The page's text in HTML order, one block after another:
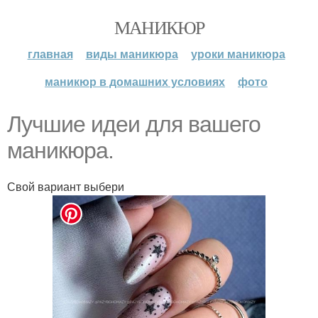
МАНИКЮР
главная виды маникюра
уроки маникюра
маникюр в домашних условиях
фото
Лучшие идеи для вашего
маникюра.
Свой вариант выбери